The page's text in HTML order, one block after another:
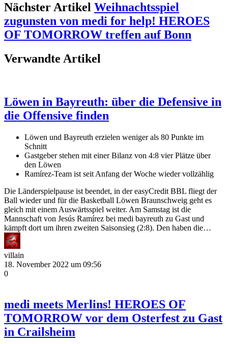
Nächster Artikel Weihnachtsspiel
zugunsten von medi for help! HEROES
OF TOMORROW treffen auf Bonn
Verwandte Artikel
Löwen in Bayreuth: über die Defensive in
die Offensive finden
Löwen und Bayreuth erzielen weniger als 80 Punkte im
Schnitt
Gastgeber stehen mit einer Bilanz von 4:8 vier Plätze über
den Löwen
Ramírez-Team ist seit Anfang der Woche wieder vollzählig
Die Länderspielpause ist beendet, in der easyCredit BBL fliegt der
Ball wieder und für die Basketball Löwen Braunschweig geht es
gleich mit einem Auswärtsspiel weiter. Am Samstag ist die
Mannschaft von Jesús Ramírez bei medi bayreuth zu Gast und
kämpft dort um ihren zweiten Saisonsieg (2:8). Den haben die…
villain
18. November 2022 um 09:56
0
medi meets Merlins! HEROES OF
TOMORROW vor dem Osterfest zu Gast
in Crailsheim